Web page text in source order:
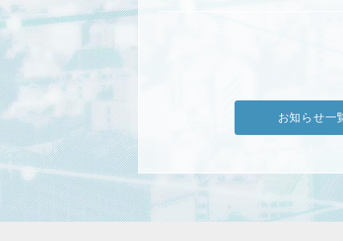
お知らせ一